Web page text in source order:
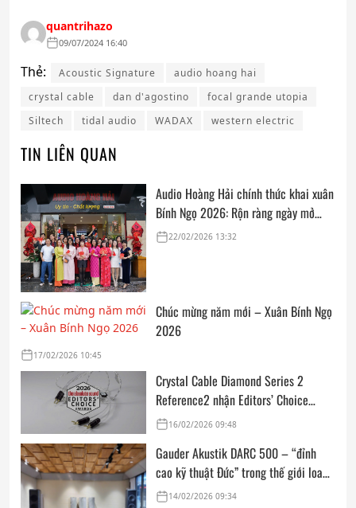
quantrihazo
09/07/2024 16:40
Thẻ: Acoustic Signature
audio hoang hai
crystal cable
dan d'agostino
focal grande utopia
Siltech
tidal audio WADAX western electric
TIN LIÊN QUAN
Audio Hoàng Hải chính thức khai xuân
Bính Ngọ 2026: Rộn ràng ngày mở
cửa, trọn vẹn lời chúc đầu năm
22/02/2026 13:32
Chúc mừng năm mới – Xuân Bính Ngọ
2026
17/02/2026 10:45
Crystal Cable Diamond Series 2
Reference2 nhận Editors’ Choice
Award: Dedicated Audio 2026 từ The
16/02/2026 09:48
Gauder Akustik DARC 500 – “đỉnh
cao kỹ thuật Đức” trong thế giới loa
hi-end tham chiếu
14/02/2026 09:34